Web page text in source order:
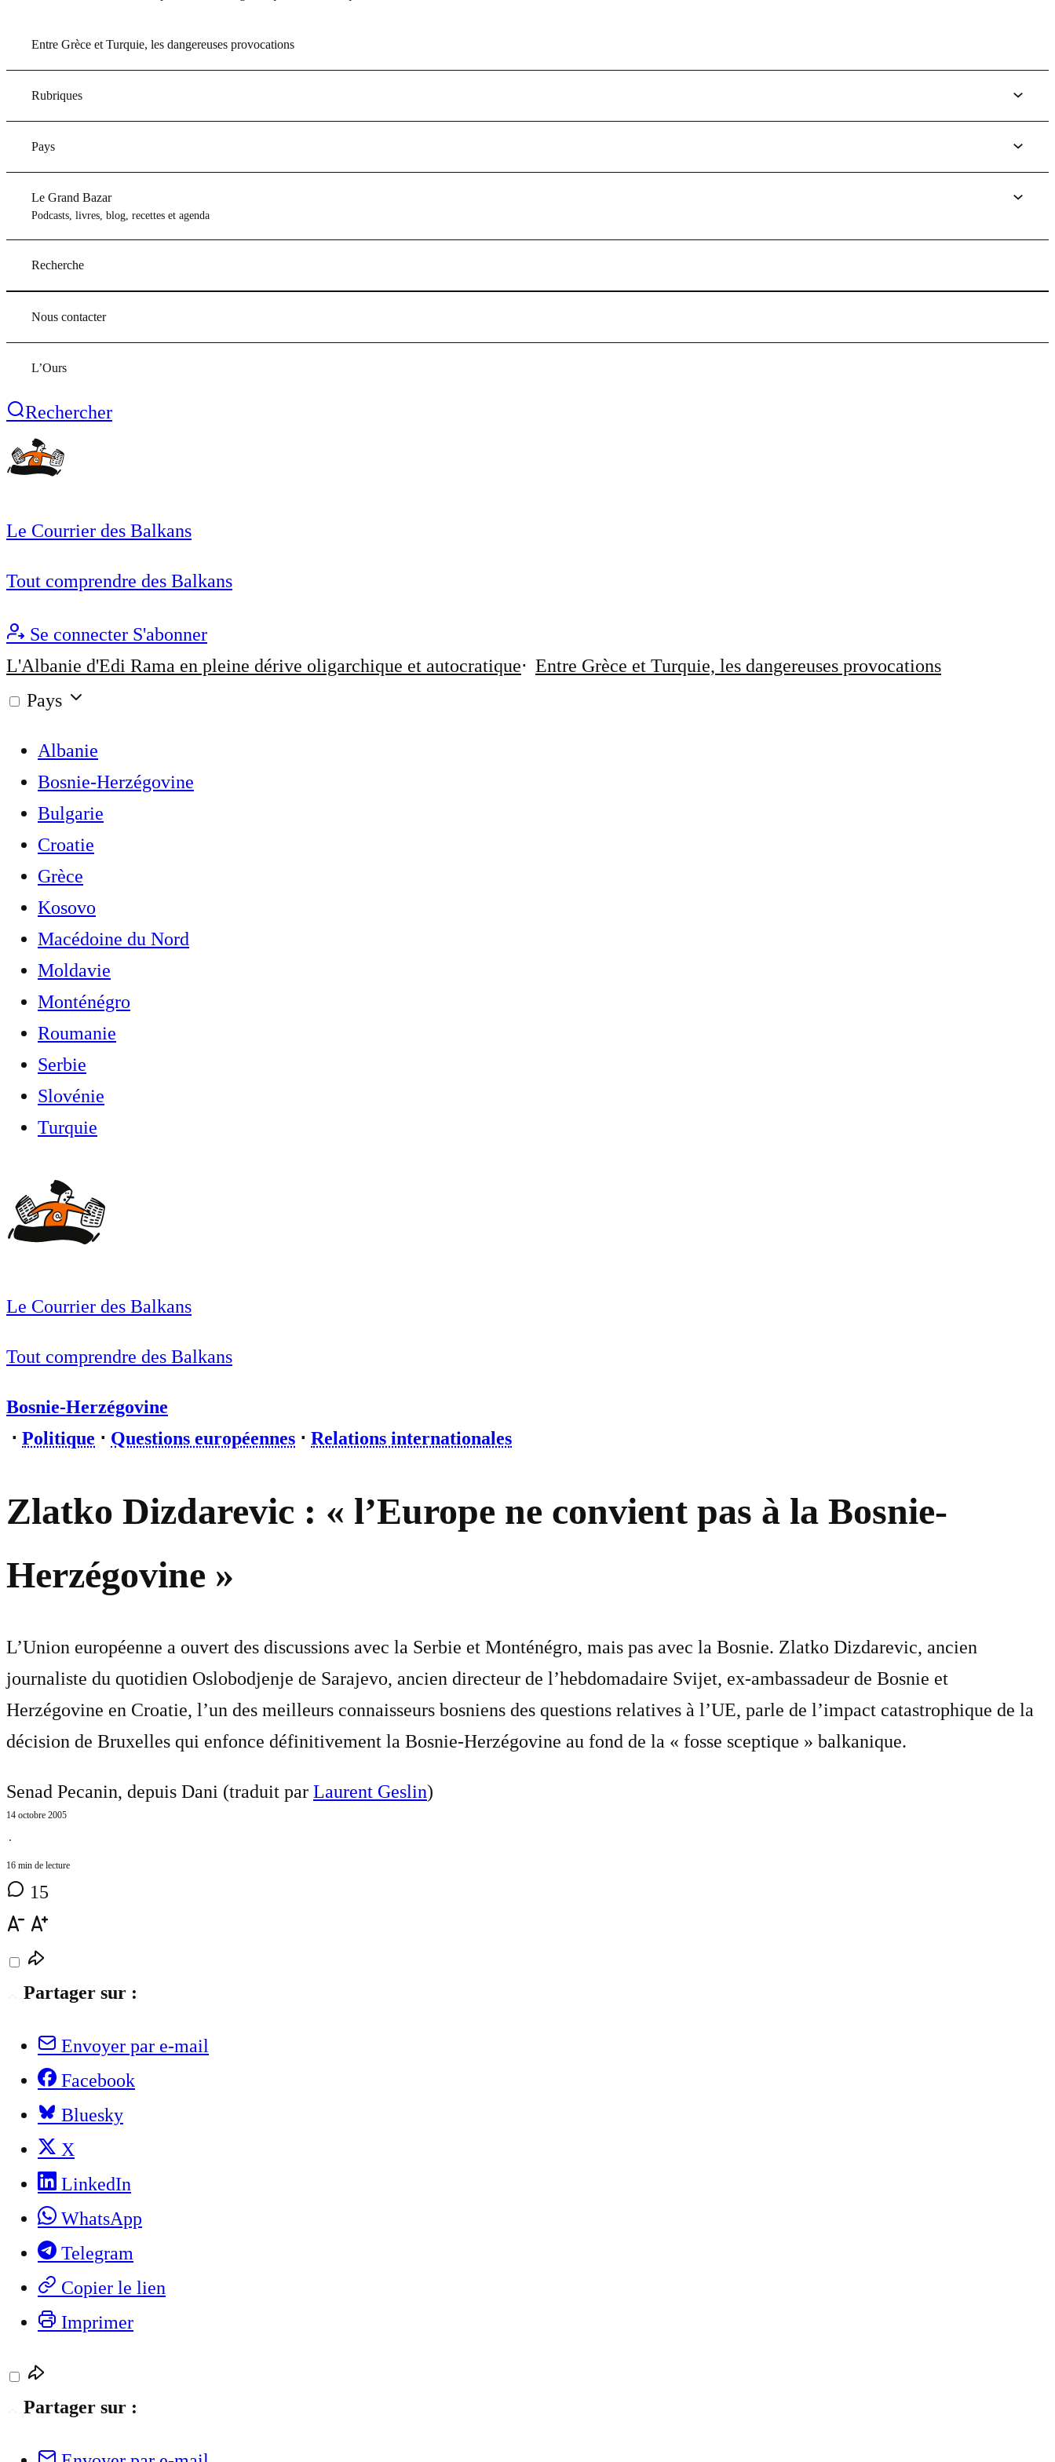
Entre Grèce et Turquie, les dangereuses provocations
Rubriques
Pays
Le Grand Bazar
Podcasts, livres, blog, recettes et agenda
Recherche
Nous contacter
L’Ours
Rechercher
Le Courrier des Balkans
Tout comprendre des Balkans
Se connecter S'abonner
L'Albanie d'Edi Rama en pleine dérive oligarchique et autocratique
Entre Grèce et Turquie, les dangereuses provocations
Pays
Albanie
Bosnie-Herzégovine
Bulgarie
Croatie
Grèce
Kosovo
Macédoine du Nord
Moldavie
Monténégro
Roumanie
Serbie
Slovénie
Turquie
Le Courrier des Balkans
Tout comprendre des Balkans
Bosnie-Herzégovine
⋅ Politique ⋅ Questions européennes ⋅ Relations internationales
Zlatko Dizdarevic : « l’Europe ne convient pas à la Bosnie-
Herzégovine »
L’Union européenne a ouvert des discussions avec la Serbie et Monténégro, mais pas avec la Bosnie. Zlatko Dizdarevic, ancien
journaliste du quotidien Oslobodjenje de Sarajevo, ancien directeur de l’hebdomadaire Svijet, ex-ambassadeur de Bosnie et
Herzégovine en Croatie, l’un des meilleurs connaisseurs bosniens des questions relatives à l’UE, parle de l’impact catastrophique de la
décision de Bruxelles qui enfonce définitivement la Bosnie-Herzégovine au fond de la « fosse sceptique » balkanique.
Senad Pecanin, depuis Dani (traduit par Laurent Geslin)
14 octobre 2005
⋅
16 min de lecture
15
Partager sur :
Envoyer par e-mail
Facebook
Bluesky
X
LinkedIn
WhatsApp
Telegram
Copier le lien
Imprimer
Partager sur :